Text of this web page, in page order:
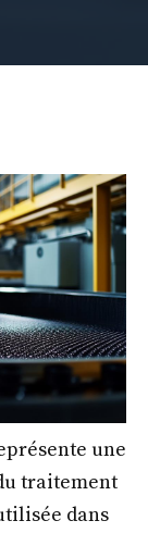
une
traitement
dans